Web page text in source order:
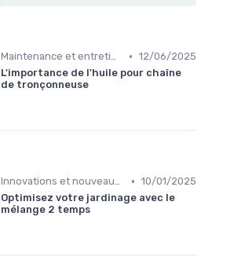
Maintenance et entretien • 12/06/2025
L'importance de l'huile pour chaîne
de tronçonneuse
Innovations et nouveaux produits • 10/01/2025
Optimisez votre jardinage avec le
mélange 2 temps